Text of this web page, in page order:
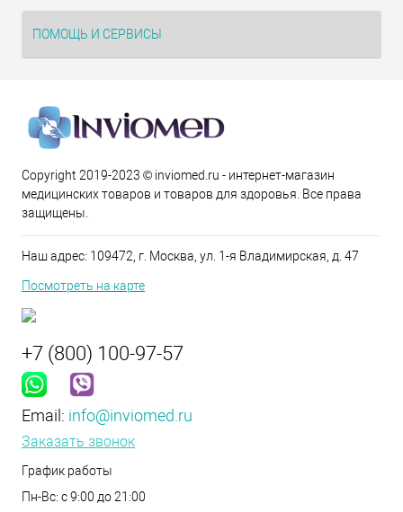
ПОМОЩЬ И СЕРВИСЫ
Copyright 2019-2023 © inviomed.ru - интернет-магазин
медицинских товаров и товаров для здоровья. Все права
защищены.
Наш адрес: 109472, г. Москва, ул. 1-я Владимирская, д. 47
Посмотреть на карте
+7 (800) 100-97-57
Email: info@inviomed.ru
Заказать звонок
График работы
Пн-Вс: с 9:00 до 21:00